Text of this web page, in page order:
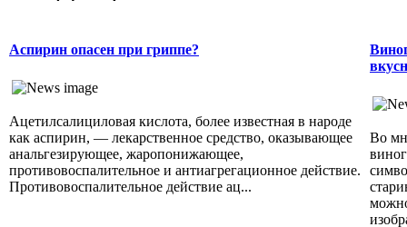
Аспирин опасен при гриппе?
Ацетилсалициловая кислота, более известная в народе
как аспирин, — лекарственное средство, оказывающее
анальгезирующее, жаропонижающее,
противовоспалительное и антиагрегационное действие.
Противовоспалительное действие ац...
Во